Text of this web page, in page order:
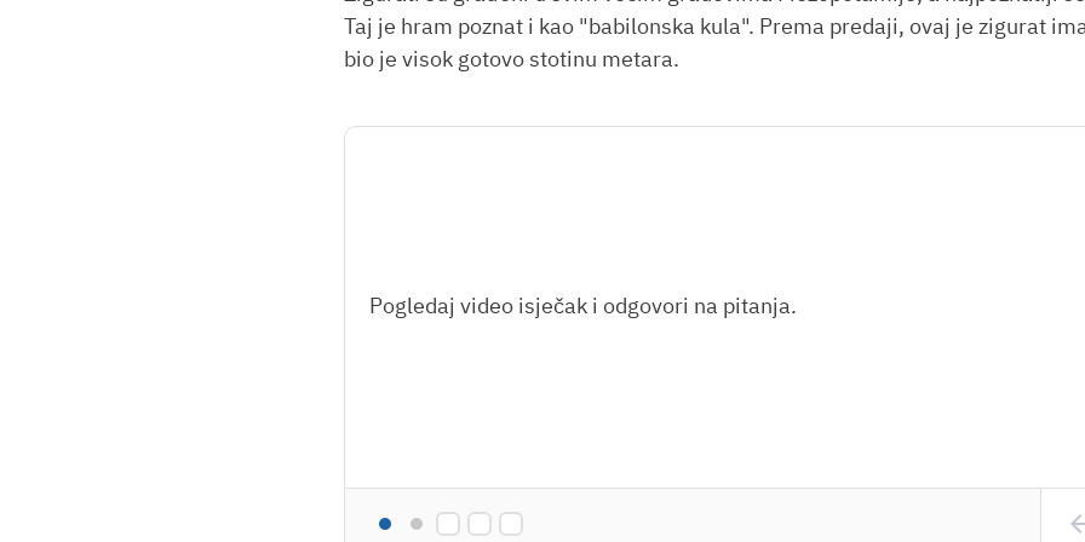
Taj je hram poznat i kao "babilonska kula". Prema predaji, ovaj je zigurat
bio je visok gotovo stotinu metara.
Pogledaj video isječak i odgovori na pitanja.